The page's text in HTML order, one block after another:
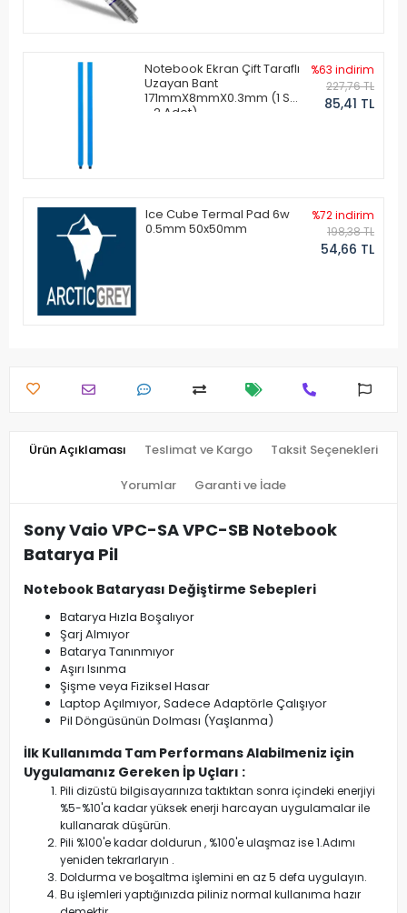
Notebook Ekran Çift Taraflı
Uzayan Bant
171mmX8mmX0.3mm (1 Set
- 2 Adet)
%63 indirim
227,76 TL
85,41 TL
Ice Cube Termal Pad 6w
0.5mm 50x50mm
%72 indirim
198,38 TL
54,66 TL
Ürün Açıklaması Teslimat ve Kargo Taksit Seçenekleri
Yorumlar Garanti ve İade
Sony Vaio VPC-SA VPC-SB Notebook
Batarya Pil
Notebook Bataryası Değiştirme Sebepleri
Batarya Hızla Boşalıyor
Şarj Almıyor
Batarya Tanınmıyor
Aşırı Isınma
Şişme veya Fiziksel Hasar
Laptop Açılmıyor, Sadece Adaptörle Çalışıyor
Pil Döngüsünün Dolması (Yaşlanma)
İlk Kullanımda Tam Performans Alabilmeniz için
Uygulamanız Gereken İp Uçları :
Pili dizüstü bilgisayarınıza taktıktan sonra içindeki enerjiyi
%5-%10'a kadar yüksek enerji harcayan uygulamalar ile
kullanarak düşürün.
Pili %100'e kadar doldurun , %100'e ulaşmaz ise 1.Adımı
yeniden tekrarlaryın .
Doldurma ve boşaltma işlemini en az 5 defa uygulayın.
Bu işlemleri yaptığınızda piliniz normal kullanıma hazır